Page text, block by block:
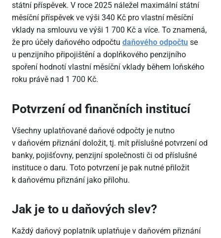
státní příspěvek. V roce 2025 náležel maximální státní
měsíční příspěvek ve výši 340 Kč pro vlastní měsíční
vklady na smlouvu ve výši 1 700 Kč a více. To znamená,
že pro účely daňového odpočtu daňového odpočtu se
u penzijního připojištění a doplňkového penzijního
spoření hodnotí vlastní měsíční vklady během loňského
roku právě nad 1 700 Kč.
Potvrzení od finančních institucí
Všechny uplatňované daňové odpočty je nutno
v daňovém přiznání doložit, tj. mít příslušné potvrzení od
banky, pojišťovny, penzijní společnosti či od příslušné
instituce o daru. Toto potvrzení je pak nutné přiložit
k daňovému přiznání jako přílohu.
Jak je to u daňových slev?
Každý daňový poplatník uplatňuje v daňovém přiznání